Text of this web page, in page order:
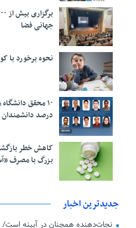
جهانی فضا
نحوه برخورد با
درصد
کاهش خطر
بزرگ با مصرف
جدیدترین اخبار